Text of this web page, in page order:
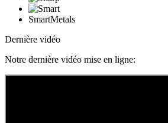
SmartMetals
Dernière vidéo
Notre dernière vidéo mise en ligne: